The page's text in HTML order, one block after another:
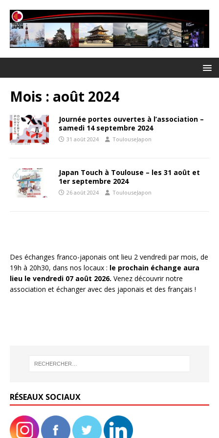
Mois : août 2024
Journée portes ouvertes à l’association –
samedi 14 septembre 2024
31 août 2024 ToulouseJapon
Japan Touch à Toulouse – les 31 août et
1er septembre 2024
26 août 2024 ToulouseJapon
Des échanges franco-japonais ont lieu 2 vendredi par mois, de
19h à 20h30, dans nos locaux : le prochain échange aura
lieu le vendredi 07 août 2026. Venez découvrir notre
association et échanger avec des japonais et des français !
RÉSEAUX SOCIAUX